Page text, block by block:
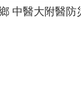
全人照護